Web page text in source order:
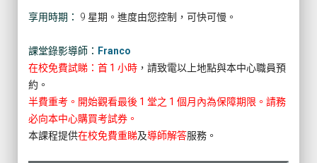
享用時期： 9 星期。進度由您控制，可快可慢。
課堂錄影導師： Franco
在校免費試睇：首 1 小時 ，請致電以上地點與本中心職員預
約。
半費重考。開始觀看最後 1 堂之 1 個月內為保障期限。請務
必向本中心購買考試券。
本課程提供在校免費重睇及導師解答服務。